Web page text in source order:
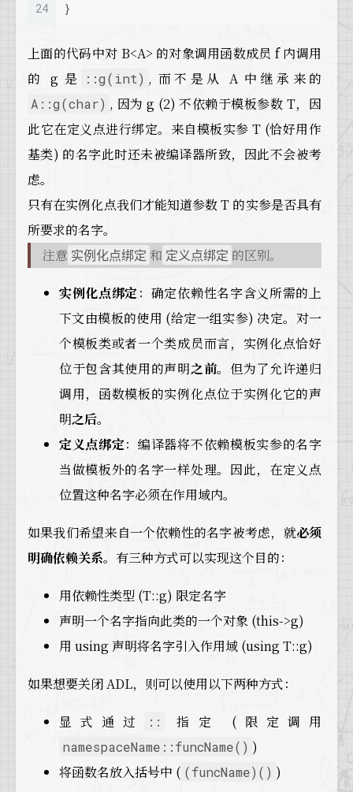
24
}
上面的代码中对 B<A> 的对象调用函数成员 f 内调用
的 g 是
::g(int) , 而不是从 A 中继承来的
A::g(char) , 因为 g (2) 不依赖于模板参数 T，因
此它在定义点进行绑定。来自模板实参 T (恰好用作
基类) 的名字此时还未被编译器所致，因此不会被考
虑。
只有在实例化点我们才能知道参数 T 的实参是否具有
所要求的名字。
注意 实例化点绑定 和 定义点绑定 的区别。
实例化点绑定：确定依赖性名字含义所需的上
下文由模板的使用 (给定一组实参) 决定。对一
个模板类或者一个类成员而言，实例化点恰好
位于包含其使用的声明之前。但为了允许递归
调用，函数模板的实例化点位于实例化它的声
明之后。
定义点绑定：编译器将不依赖模板实参的名字
当做模板外的名字一样处理。因此，在定义点
位置这种名字必须在作用域内。
如果我们希望来自一个依赖性的名字被考虑，就必须
明确依赖关系。有三种方式可以实现这个目的：
用依赖性类型 (T::g) 限定名字
声明一个名字指向此类的一个对象 (this->g)
用 using 声明将名字引入作用域 (using T::g)
如果想要关闭 ADL，则可以使用以下两种方式：
显式通过 :: 指定 (限定调用
namespaceName::funcName() )
将函数名放入括号中 ( (funcName)() )